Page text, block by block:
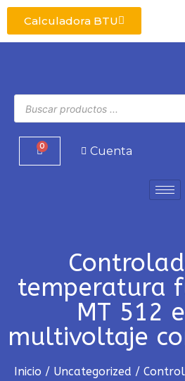
Calculadora BTU
0 Cuenta
temperatura
MT 512
multivoltaje
Inicio / Uncategorized /